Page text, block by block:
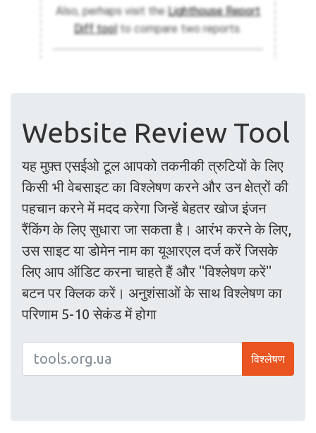
Website Review Tool
यह मुफ़्त एसईओ टूल आपको तकनीकी त्रुटियों के लिए
किसी भी वेबसाइट का विश्लेषण करने और उन क्षेत्रों की
पहचान करने में मदद करेगा जिन्हें बेहतर खोज इंजन
रैंकिंग के लिए सुधारा जा सकता है। आरंभ करने के लिए,
उस साइट या डोमेन नाम का यूआरएल दर्ज करें जिसके
लिए आप ऑडिट करना चाहते हैं और "विश्लेषण करें"
बटन पर क्लिक करें। अनुशंसाओं के साथ विश्लेषण का
परिणाम 5-10 सेकंड में होगा
विश्लेषण